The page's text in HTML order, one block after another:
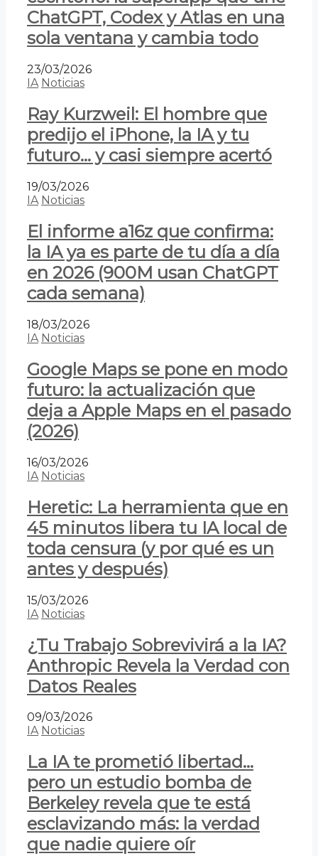
ChatGPT, Codex y Atlas en una
sola ventana y cambia todo
23/03/2026
IA Noticias
Ray Kurzweil: El hombre que
predijo el iPhone, la IA y tu
futuro… y casi siempre acertó
19/03/2026
IA Noticias
El informe a16z que confirma:
la IA ya es parte de tu día a día
en 2026 (900M usan ChatGPT
cada semana)
18/03/2026
IA Noticias
Google Maps se pone en modo
futuro: la actualización que
deja a Apple Maps en el pasado
(2026)
16/03/2026
IA Noticias
Heretic: La herramienta que en
45 minutos libera tu IA local de
toda censura (y por qué es un
antes y después)
15/03/2026
IA Noticias
¿Tu Trabajo Sobrevivirá a la IA?
Anthropic Revela la Verdad con
Datos Reales
09/03/2026
IA Noticias
La IA te prometió libertad…
pero un estudio bomba de
Berkeley revela que te está
esclavizando más: la verdad
que nadie quiere oír